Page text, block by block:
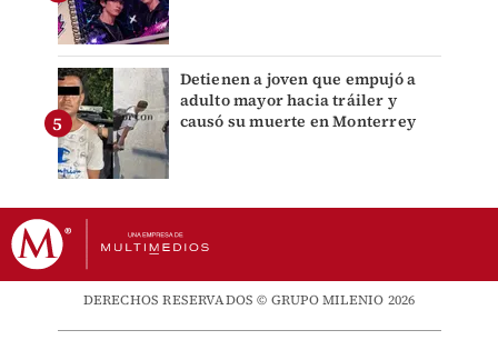
Detienen a joven que empujó a
adulto mayor hacia tráiler y
causó su muerte en Monterrey
DERECHOS RESERVADOS © GRUPO MILENIO 2026